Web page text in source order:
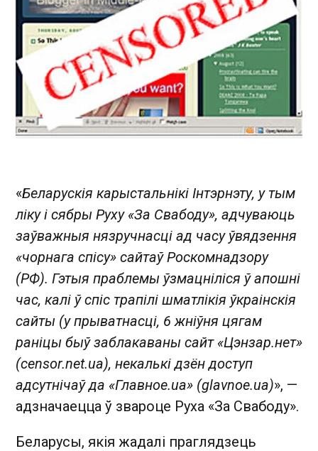
«Беларускія карыстальнікі Інтэрнэту, у тым
ліку і сябры Руху «За Свабоду», адчуваюць
заўважныя нязручнасці ад часу ўвядзення
«чорнага спісу» сайтаў Роскомнадзору
(РФ). Гэтыя праблемы ўзмацніліся ў апошні
час, калі ў спіс трапілі шматлікія ўкраінскія
сайты (у прыватнасці, 6 жніўня цягам
раніцы быў заблакаваны сайт «Цэнзар.нет»
(censor.net.ua), некалькі дзён доступ
адсутнічаў да «Главное.ua» (glavnoe.ua)», —
адзначаецца ў звароце Руха «За Свабоду».
Беларусы, якія жадалі праглядзець